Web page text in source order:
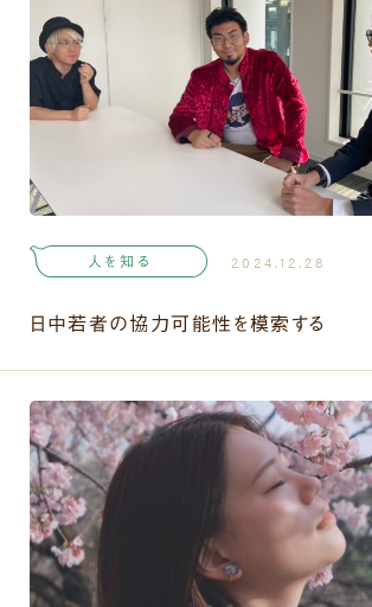
日中若者の協力可能性を模索する
2024.12.28
人を知る